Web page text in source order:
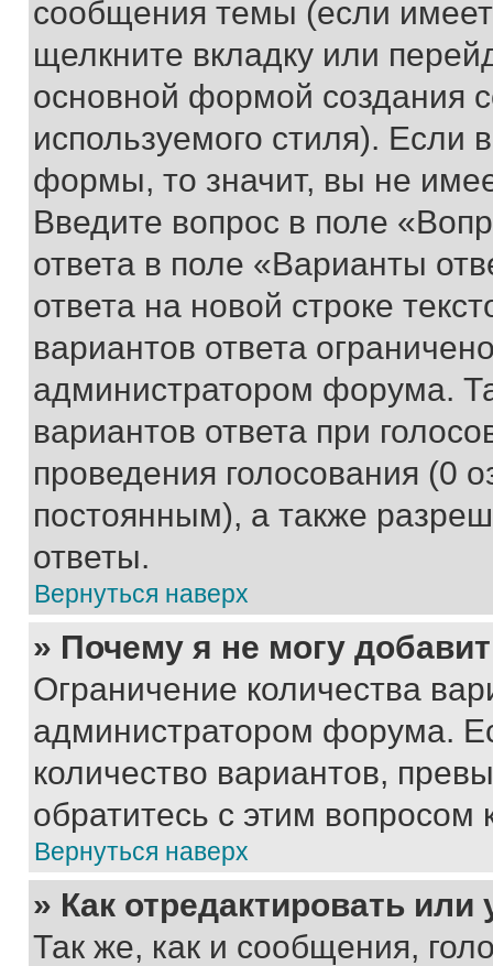
сообщения темы (если
щелкните вкладку или
основной формой создания
используемого стиля). Если
формы, то значит, вы не
Введите вопрос в поле
ответа в поле «Варианты
ответа на новой строке
вариантов ответа
администратором форума.
вариантов ответа при
проведения голосования (0
постоянным), а также
ответы.
Вернуться наверх
» Почему я не могу
Ограничение количества
администратором форума.
количество вариантов,
обратитесь с этим вопросом
Вернуться наверх
» Как отредактировать
Так же, как и сообщения,